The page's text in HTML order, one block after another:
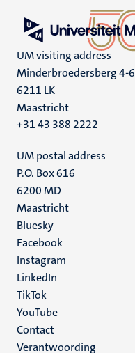
UM visiting address
Minderbroedersberg 4-6
6211 LK
Maastricht
+31 43 388 2222
UM postal address
P.O. Box 616
6200 MD
Maastricht
Social
media
Bluesky
Facebook
Instagram
LinkedIn
TikTok
YouTube
Menu
Contact
Verantwoording